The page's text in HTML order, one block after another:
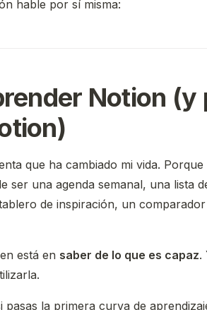
hable por sí misma:
Notion (y
que ha cambiado mi vida.
ser una agenda semanal, una lista
de inspiración, un
está en saber de lo que es capaz.
pasas la primera curva de